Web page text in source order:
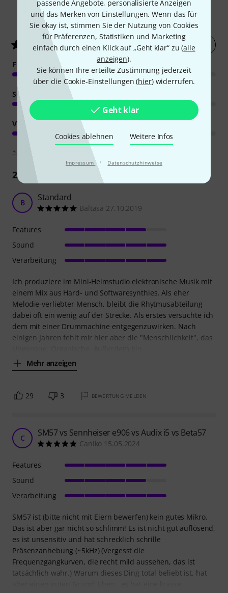
passende Angebote, personalisierte Anzeigen
und das Merken von Einstellungen. Wenn das für
Sie okay ist, stimmen Sie der Nutzung von Cookies
für Präferenzen, Statistiken und Marketing
einfach durch einen Klick auf „Geht klar“ zu (alle
anzeigen).
Sie können Ihre erteilte Zustimmung jederzeit
über die Cookie-Einstellungen (hier) widerrufen.
Geht klar
Cookies ablehnen Weitere Infos
Impressum · Datenschutzhinweise
5880Kundenbewertungen
4.8/ 5 Jetzt bewerten
FEATURES
SOUND
VERARBEITUNG
Bewertungsrichtlinien
2629
B Standard
Baltasa 27.10.2019
Ich produziere im Mini-Heimstudio elektronische Musik mit
einem Mix aus Hard- und Softwaresynthies. Als eher
Melodie-verliebter Mensch, bleibt die Rhytmusabteilung
dabei oft ein wenig auf der Strecke. Als erstes versuchte ich
dem mit einer Drummachine entgegenzuwirken. Nach
einigen Jahren fehlt mir hier aber die "Menschlichkeit", das
Mehr anzeigen
Features
Sound
Verarbeitung
29 3 BEWERTUNG MELDEN
C SM57 vs Sennheiser e906 vs Audix i5 vs Beta57
Caniko 15.05.2024
SM57 ist (bitte nicht mit Eiern bewerfen) kein gutes Mikro.
Das ist aber gar nicht so schlimm! Es ist nicht gut auflösend,
es ist unsensitiv und hat schrecklich schrille
Präsenzanhebung (~5kHz) (Vergesst die
Frequenzgangkurven, die recht mild aussehen, das ist
tatsächlich wahr.) Warum dieses Ding total beliebt ist, hat
Features
Sound
Verarbeitung